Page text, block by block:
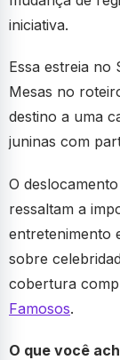
iniciativa.
Essa estreia no
Mesas no
destino a uma
juninas com
O
ressaltam a
entretenimento
sobre
cobertura
Famosos.
O que você